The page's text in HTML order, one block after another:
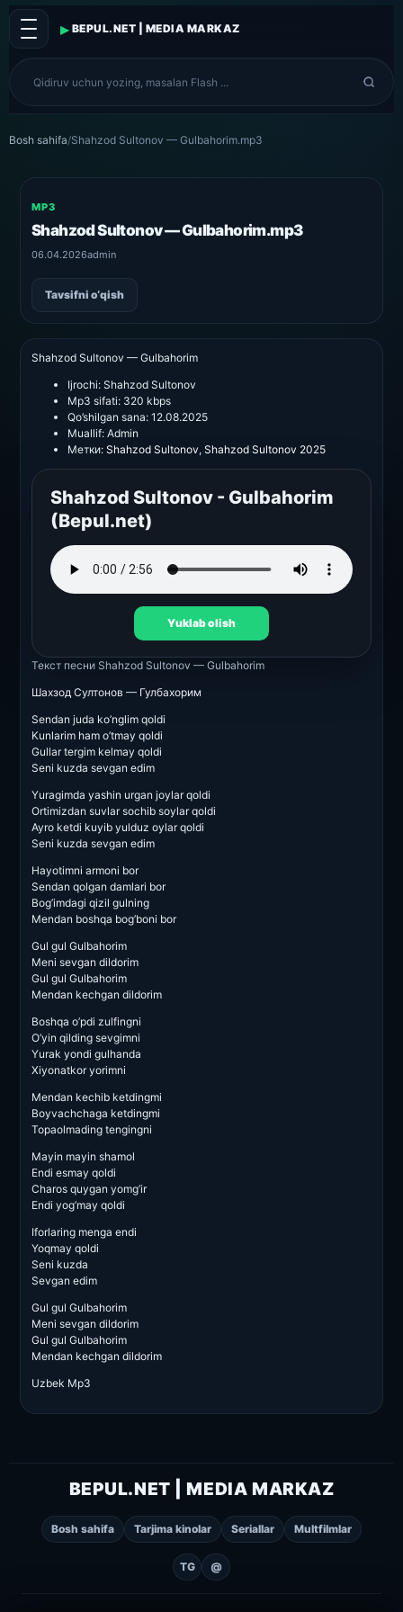
▸ BEPUL.NET | MEDIA MARKAZ
Bosh sahifa/Shahzod Sultonov — Gulbahorim.mp3
MP3
Shahzod Sultonov — Gulbahorim.mp3
06.04.2026admin
Tavsifni o‘qish
Shahzod Sultonov — Gulbahorim
Ijrochi: Shahzod Sultonov
Mp3 sifati: 320 kbps
Qo’shilgan sana: 12.08.2025
Muallif: Admin
Метки: Shahzod Sultonov, Shahzod Sultonov 2025
Shahzod Sultonov - Gulbahorim
(Bepul.net)
Yuklab olish
Текст песни Shahzod Sultonov — Gulbahorim
Шахзод Султонов — Гулбахорим
Sendan juda ko’nglim qoldi
Kunlarim ham o’tmay qoldi
Gullar tergim kelmay qoldi
Seni kuzda sevgan edim
Yuragimda yashin urgan joylar qoldi
Ortimizdan suvlar sochib soylar qoldi
Ayro ketdi kuyib yulduz oylar qoldi
Seni kuzda sevgan edim
Hayotimni armoni bor
Sendan qolgan damlari bor
Bog’imdagi qizil gulning
Mendan boshqa bog’boni bor
Gul gul Gulbahorim
Meni sevgan dildorim
Gul gul Gulbahorim
Mendan kechgan dildorim
Boshqa o’pdi zulfingni
O’yin qilding sevgimni
Yurak yondi gulhanda
Xiyonatkor yorimni
Mendan kechib ketdingmi
Boyvachchaga ketdingmi
Topaolmading tengingni
Mayin mayin shamol
Endi esmay qoldi
Charos quygan yomg’ir
Endi yog’may qoldi
Iforlaring menga endi
Yoqmay qoldi
Seni kuzda
Sevgan edim
Gul gul Gulbahorim
Meni sevgan dildorim
Gul gul Gulbahorim
Mendan kechgan dildorim
Uzbek Mp3
BEPUL.NET | MEDIA MARKAZ
Bosh sahifa Tarjima kinolar Seriallar Multfilmlar
TG @